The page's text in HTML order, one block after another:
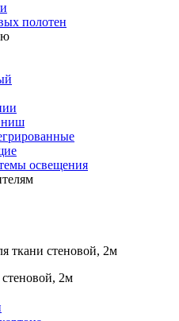
полотен
ниш
освещения
2м